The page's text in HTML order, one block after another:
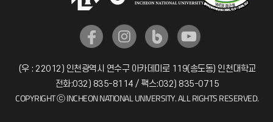
(우 : 22012) 인천광역시 연수구 아카데미로 119(송도동) 인천대학교
전화:032) 835-8114 / 팩스:032) 835-0715
COPYRIGHT ⓒ INCHEON NATIONAL UNIVERSITY. ALL RIGHTS RESERVED.